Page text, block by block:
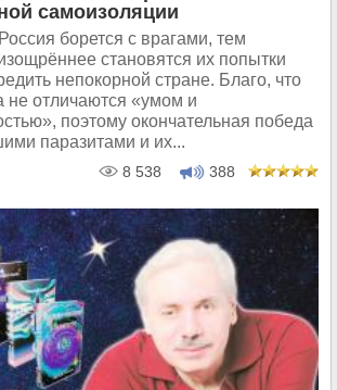
самоизоляции
борется с врагами, тем
становятся их попытки
непокорной стране. Благо, что
не отличаются «умом и
поэтому окончательная победа
паразитами и их...
8 538 388